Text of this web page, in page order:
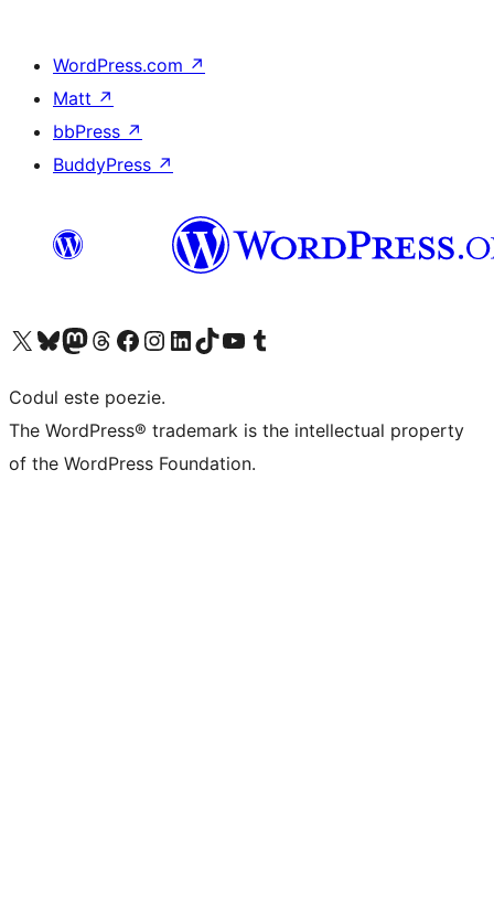
WordPress.com ↗
Matt ↗
bbPress ↗
BuddyPress ↗
Mergi la contul nostru X (fost Twitter)
Vizitează contul nostru Bluesky
Vizitează contul nostru Mastodon
Vizitează contul nostru Threads
Vizitează pagina noastră Facebook
Vizitează-ne pe Instagram
Vizitează-ne pe LinkedIn
Vizitează contul nostru TikTok
Vizitează canalul nostru YouTube
Vizitează contul nostru Tumblr
Codul este poezie.
The WordPress® trademark is the intellectual property
of the WordPress Foundation.